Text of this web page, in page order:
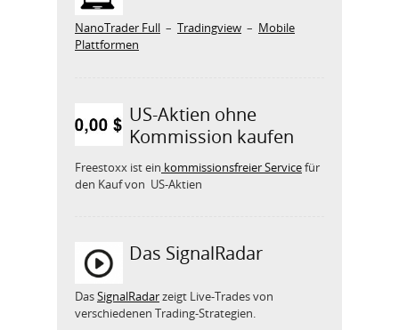
NanoTrader Full – Tradingview – Mobile
Plattformen
US-Aktien ohne
Kommission kaufen
Freestoxx ist ein kommissionsfreier Servicefür
den Kauf von US-Aktien
Das SignalRadar
DasSignalRadarzeigt Live-Trades von
verschiedenen Trading-Strategien.